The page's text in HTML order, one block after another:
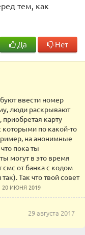
тем, как
Да Нет
ввести номер
люди раскрывают
карту
которыми по какой-то
на анонимные
пока ты
могут в это время
от банка с кодом
Так что твой совет
20 ИЮНЯ 2019
29 августа 2017